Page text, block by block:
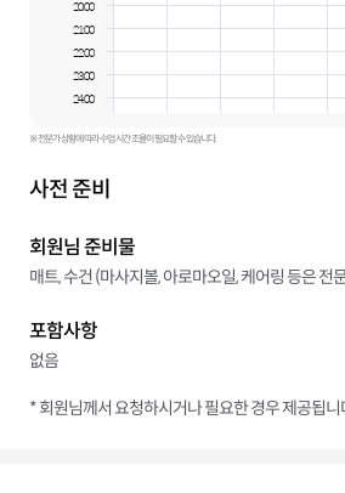
20:00
21:00
22:00
23:00
24:00
※ 전문가 상황에 따라 수업 시간 조율이 필요할 수 있습니다.
사전 준비
회원님 준비물
매트, 수건 (마사지볼, 아로마오일, 케어링 등은 전
포함사항
없음
* 회원님께서 요청하시거나 필요한 경우 제공됩니